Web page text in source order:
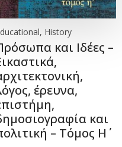
History
και Ιδέες –
έρευνα,
και
– Τόμος Η΄